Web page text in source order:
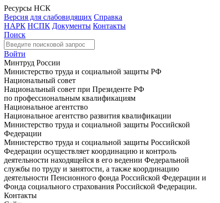
Ресурсы НСК
Версия для слабовидящих Справка
НАРК НСПК Документы Контакты
Поиск
Войти
Минтруд России
Министерство труда и социальной защиты РФ
Национальный совет
Национальный совет при Президенте РФ
по профессиональным квалификациям
Национальное агентство
Национальное агентство развития квалификации
Министерство труда и социальной защиты Российской
Федерации
Министерство труда и социальной защиты Российской
Федерации осуществляет координацию и контроль
деятельности находящейся в его ведении Федеральной
службы по труду и занятости, а также координацию
деятельности Пенсионного фонда Российской Федерации и
Фонда социального страхования Российской Федерации.
Контакты